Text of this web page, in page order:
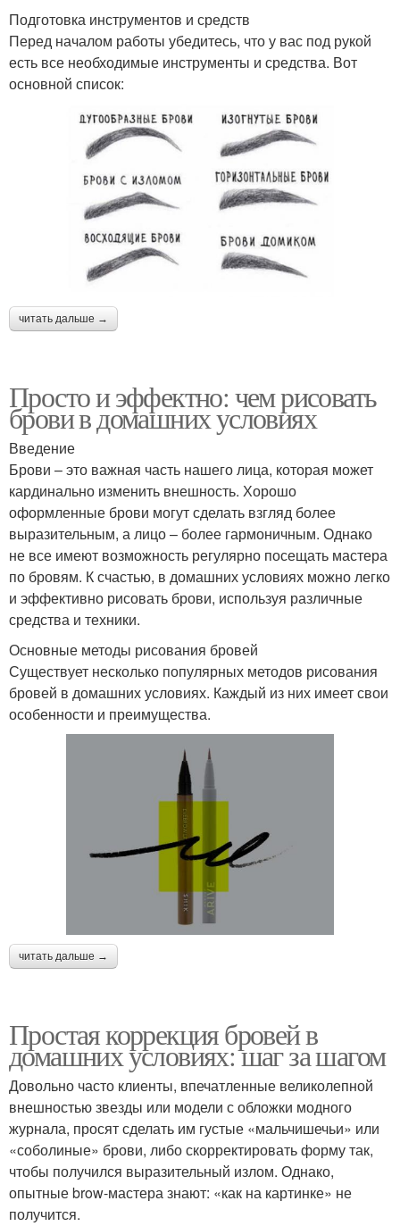
Подготовка инструментов и средств
Перед началом работы убедитесь, что у вас под рукой
есть все необходимые инструменты и средства. Вот
основной список:
читать дальше →
Просто и эффектно: чем рисовать
брови в домашних условиях
Введение
Брови – это важная часть нашего лица, которая может
кардинально изменить внешность. Хорошо
оформленные брови могут сделать взгляд более
выразительным, а лицо – более гармоничным. Однако
не все имеют возможность регулярно посещать мастера
по бровям. К счастью, в домашних условиях можно легко
и эффективно рисовать брови, используя различные
средства и техники.
Основные методы рисования бровей
Существует несколько популярных методов рисования
бровей в домашних условиях. Каждый из них имеет свои
особенности и преимущества.
читать дальше →
Простая коррекция бровей в
домашних условиях: шаг за шагом
Довольно часто клиенты, впечатленные великолепной
внешностью звезды или модели с обложки модного
журнала, просят сделать им густые «мальчишечьи» или
«соболиные» брови, либо скорректировать форму так,
чтобы получился выразительный излом. Однако,
опытные brow-мастера знают: «как на картинке» не
получится.